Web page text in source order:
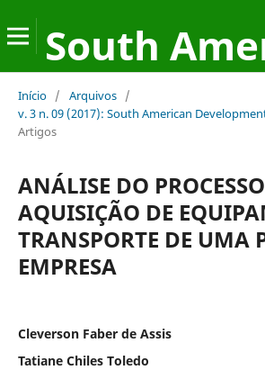
Início / Arquivos /
v. 3 n. 09 (2017): South American
Artigos
ANÁLISE DO
AQUISIÇÃO DE
TRANSPORTE DE UMA
EMPRESA
Cleverson Faber de Assis
Tatiane Chiles Toledo